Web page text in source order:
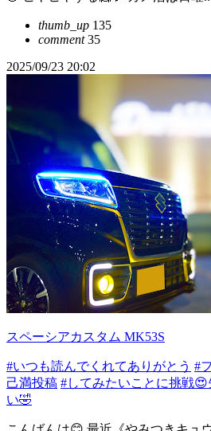
thumb_up 135
comment35
2025/09/23 20:02
スペーシアカスタム MK53S
#いつも読んでくれてありがとう #
己満投稿 #してみたいことに挑戦
い🤣